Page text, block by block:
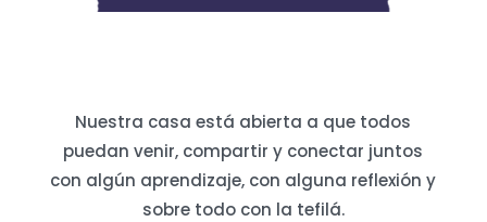
Nuestra casa está abierta a que todos
puedan venir, compartir y conectar juntos
con algún aprendizaje, con alguna reflexión y
sobre todo con la tefilá.